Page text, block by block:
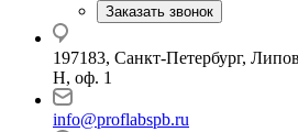
Заказать звонок
197183, Санкт-Петербург,
Н, оф. 1
info@proflabspb.ru